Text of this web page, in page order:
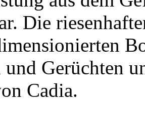
Die
und Gerüchten
Cadia.